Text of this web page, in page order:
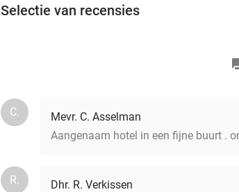
Selectie van recensies
C.
Mevr. C. Asselman
Aangenaam hotel in een fijne buurt .
R.
Dhr. R. Verkissen